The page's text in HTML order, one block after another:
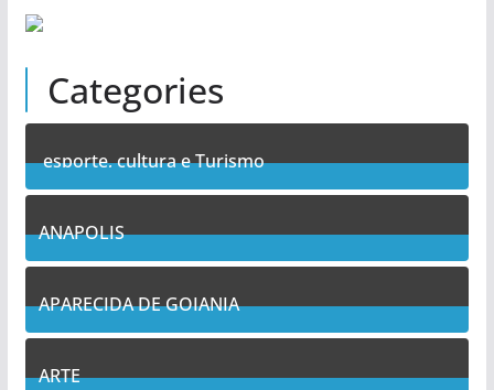
Categories
esporte, cultura e Turismo
7Posts
ANAPOLIS
11Posts
APARECIDA DE GOIANIA
14Posts
ARTE